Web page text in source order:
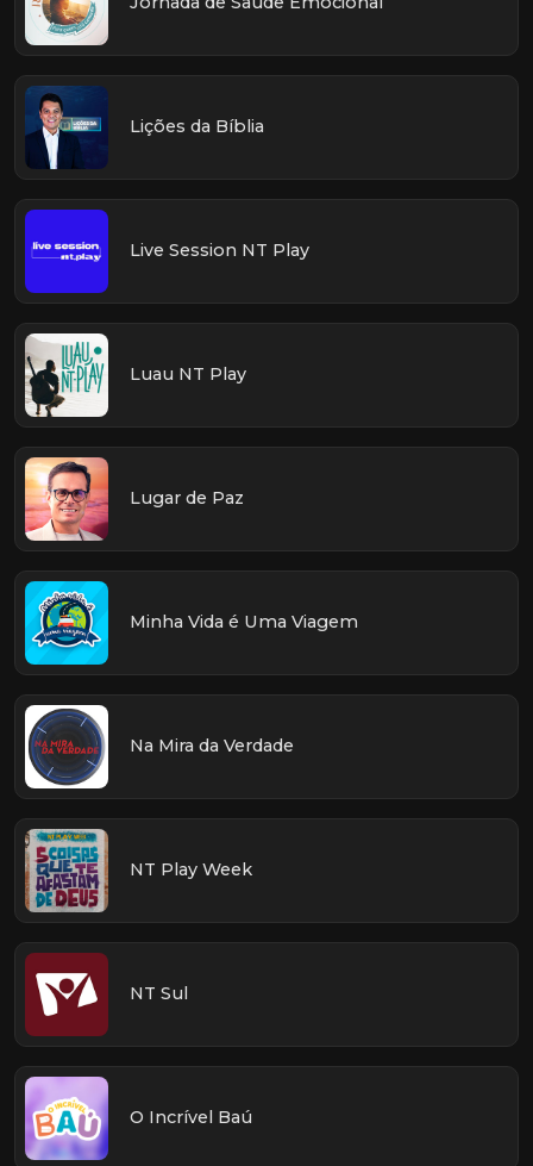
Lições da Bíblia
Live Session NT Play
Luau NT Play
Lugar de Paz
Minha Vida é Uma Viagem
Na Mira da Verdade
NT Play Week
NT Sul
O Incrível Baú